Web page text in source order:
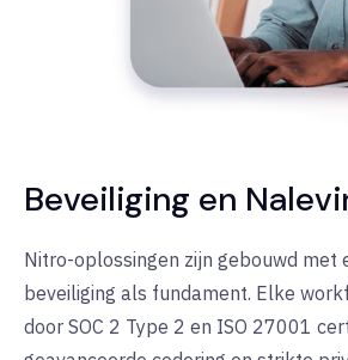
Beveiliging en
Nitro-oplossingen zijn gebouwd met
beveiliging als fundament. Elke
door SOC 2 Type 2 en ISO 27001